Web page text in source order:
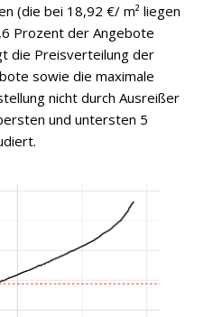
(die bei 18,92 €/ m² liegen
Prozent der Angebote
die Preisverteilung der
sowie die maximale
nicht durch Ausreißer
und untersten 5